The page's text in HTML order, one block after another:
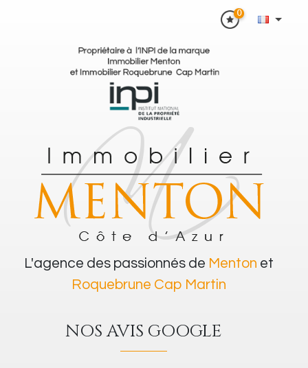
L'agence des passionnés de Menton et
Roquebrune Cap Martin
NOS AVIS GOOGLE
0